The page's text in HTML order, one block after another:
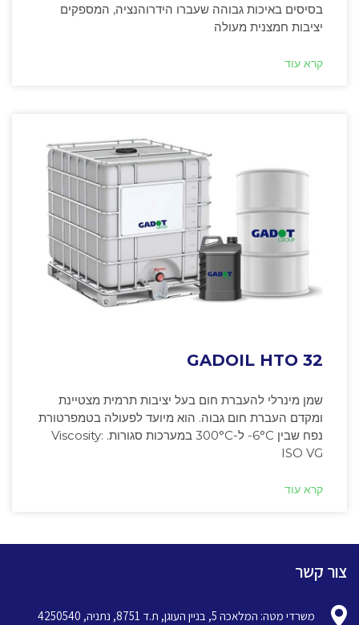
בסיסים באיכות גבוהה שעברו הידרוהנציה, המספקים
יציבות חמצנית מעולה
קרא עוד
GADOIL HTO 32
שמן מינרלי להעברת חום בעל יציבות תרמית מצטיינת
ומקדם העברת חום גבוה. הוא מיועד לפעולה בטמפרטורת
נפח שבין ‎-6°C ל-300°C במערכות סגורות. Viscosity:
ISO VG
קרא עוד
צור קשר
משרדי מטה: המלאכה 5, בניין העוגן, ת.ד 8751, נתניה, 4250540